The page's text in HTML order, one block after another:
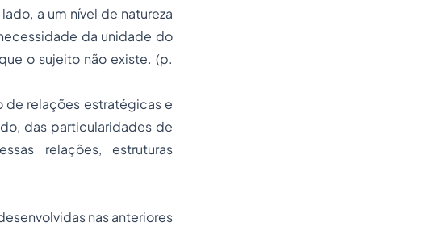
a um nível de natureza
da unidade do
o sujeito não existe. (p.
relações estratégicas e
das particularidades de
relações, estruturas
nas anteriores